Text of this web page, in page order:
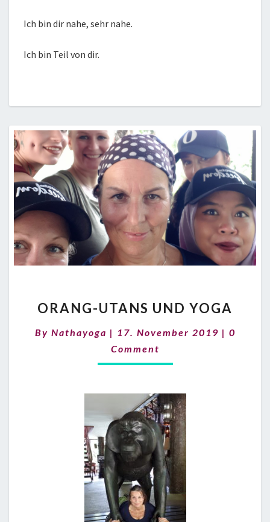
Ich bin dir nahe, sehr nahe.
Ich bin Teil von dir.
UTANS
YOGA
ORANG-UTANS UND YOGA
By Nathayoga | 17. November 2019 | 0
Comment